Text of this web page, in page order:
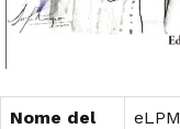
Nome del